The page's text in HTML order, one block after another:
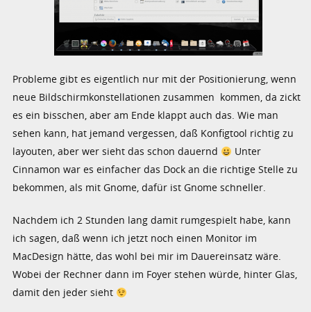
Probleme gibt es eigentlich nur mit der Positionierung, wenn
neue Bildschirmkonstellationen zusammen kommen, da zickt
es ein bisschen, aber am Ende klappt auch das. Wie man
sehen kann, hat jemand vergessen, daß Konfigtool richtig zu
layouten, aber wer sieht das schon dauernd
Unter
Cinnamon war es einfacher das Dock an die richtige Stelle zu
bekommen, als mit Gnome, dafür ist Gnome schneller.
Nachdem ich 2 Stunden lang damit rumgespielt habe, kann
ich sagen, daß wenn ich jetzt noch einen Monitor im
MacDesign hätte, das wohl bei mir im Dauereinsatz wäre.
Wobei der Rechner dann im Foyer stehen würde, hinter Glas,
damit den jeder sieht